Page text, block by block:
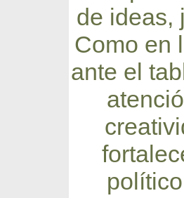
de ideas,
Como en
ante el